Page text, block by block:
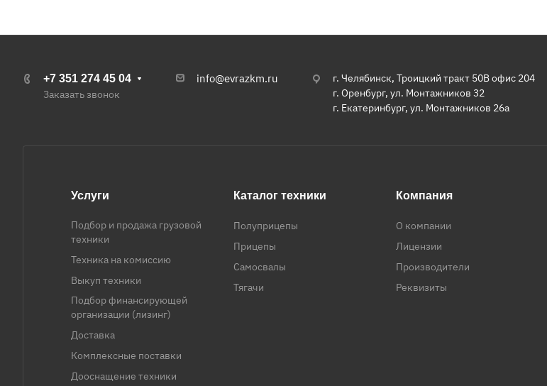
+7 351 274 45 04
Заказать звонок
info@evrazkm.ru
г. Челябинск, Троицкий тракт 50В офис 204
г. Оренбург, ул. Монтажников 32
г. Екатеринбург, ул. Монтажников 26а
Услуги
Подбор и продажа грузовой
техники
Техника на комиссию
Выкуп техники
Подбор финансирующей
организации (лизинг)
Доставка
Комплексные поставки
Дооснащение техники
Каталог техники
Полуприцепы
Прицепы
Самосвалы
Тягачи
Компания
О компании
Лицензии
Производители
Реквизиты